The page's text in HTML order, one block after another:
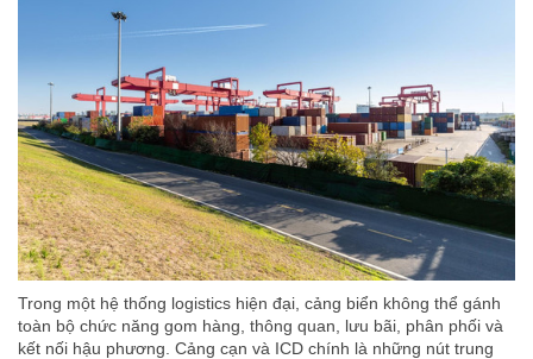
Trong một hệ thống logistics hiện đại, cảng biển không thể gánh
toàn bộ chức năng gom hàng, thông quan, lưu bãi, phân phối và
kết nối hậu phương. Cảng cạn và ICD chính là những nút trung